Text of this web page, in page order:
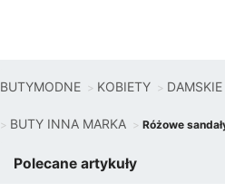
BUTYMODNE KOBIETY DAMSKIE
BUTY INNA MARKA Różowe
Polecane artykuły